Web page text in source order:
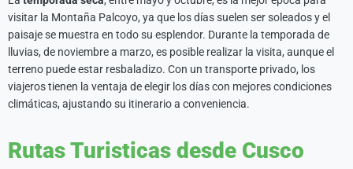
visitar la Montaña Palcoyo, ya que los días suelen ser soleados y el
paisaje se muestra en todo su esplendor. Durante la temporada de
lluvias, de noviembre a marzo, es posible realizar la visita, aunque el
terreno puede estar resbaladizo. Con un transporte privado, los
viajeros tienen la ventaja de elegir los días con mejores condiciones
climáticas, ajustando su itinerario a conveniencia.
Rutas Turisticas desde Cusco